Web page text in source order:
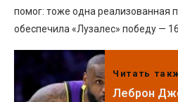
помог: тоже одна реализованная
обеспечила «Лузалес» победу —
Читать
Леброн